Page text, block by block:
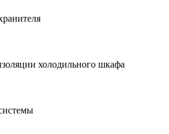
холодильного шкафа